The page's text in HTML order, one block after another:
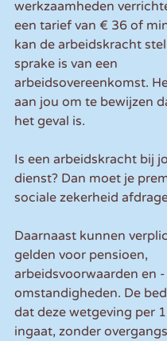
werkzaamheden
een tarief van € 36 of
kan de arbeidskracht
sprake is van een
arbeidsovereenkomst.
aan jou om te bewijzen
het geval is.
Is een arbeidskracht bij
dienst? Dan moet je
sociale zekerheid
Daarnaast kunnen
gelden voor pensioen,
arbeidsvoorwaarden en -
omstandigheden. De
dat deze wetgeving per
ingaat, zonder